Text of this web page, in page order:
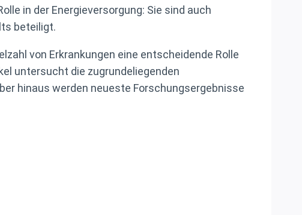
in der Energieversorgung: Sie sind auch
beteiligt.
von Erkrankungen eine entscheidende Rolle
untersucht die zugrundeliegenden
hinaus werden neueste Forschungsergebnisse